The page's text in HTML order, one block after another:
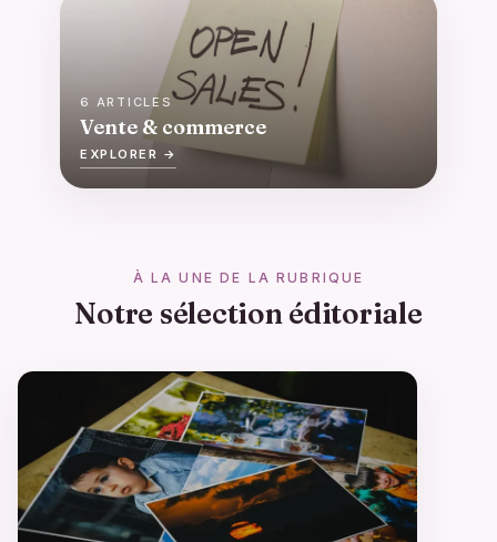
6 ARTICLES
Vente & commerce
EXPLORER →
À LA UNE DE LA RUBRIQUE
Notre sélection éditoriale